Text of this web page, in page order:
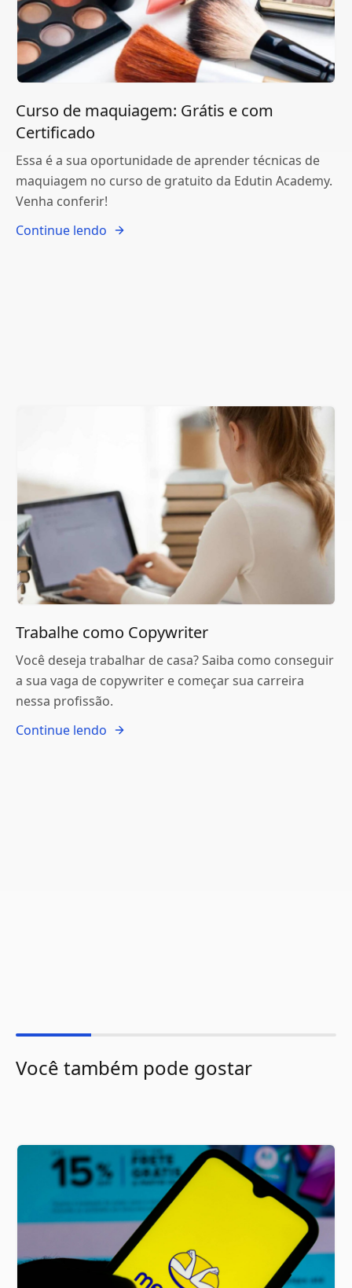
Curso de maquiagem: Grátis e com
Certificado
Essa é a sua oportunidade de aprender técnicas de
maquiagem no curso de gratuito da Edutin Academy.
Venha conferir!
Continue lendo
Trabalhe como Copywriter
Você deseja trabalhar de casa? Saiba como conseguir
a sua vaga de copywriter e começar sua carreira
nessa profissão.
Continue lendo
Você também pode gostar